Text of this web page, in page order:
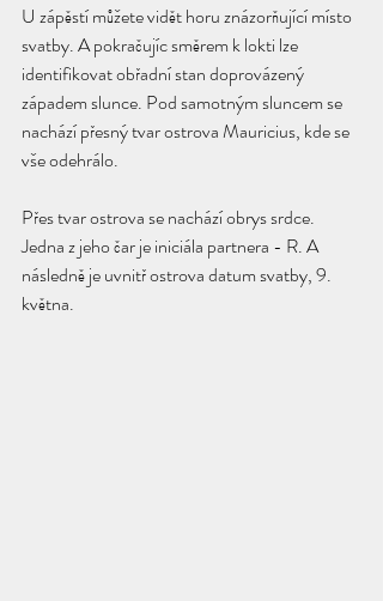
U zápěstí můžete vidět horu znázorňující místo
svatby. A pokračujíc směrem k lokti lze
identifikovat obřadní stan doprovázený
západem slunce. Pod samotným sluncem se
nachází přesný tvar ostrova Mauricius, kde se
vše odehrálo.
Přes tvar ostrova se nachází obrys srdce.
Jedna z jeho čar je iniciála partnera - R. A
následně je uvnitř ostrova datum svatby, 9.
května.